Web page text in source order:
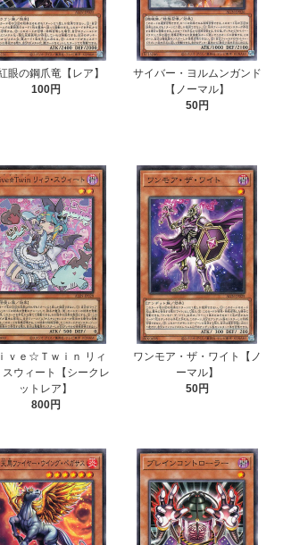
眼の鋼爪竜【レア】
100円
サイバー・ヨルムンガンド
【ノーマル】
50円
ｖｅ☆Ｔｗｉｎ リィ
スウィート【シークレ
ットレア】
800円
ワンモア・ザ・ワイト【ノ
ーマル】
50円